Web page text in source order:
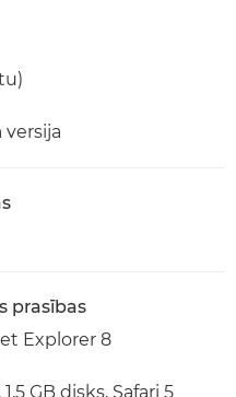
versija
prasības
Explorer 8
GB disks, Safari 5